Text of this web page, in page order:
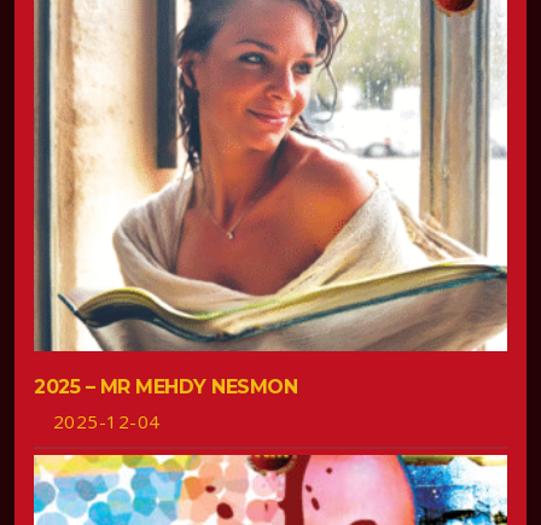
2025 – MR MEHDY NESMON
2025-12-04